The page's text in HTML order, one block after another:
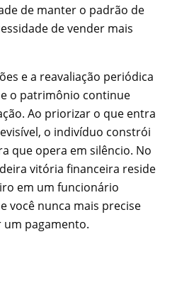
de manter o padrão de
de vender mais
e a reavaliação periódica
o patrimônio continue
Ao priorizar o que entra
o indivíduo constrói
que opera em silêncio. No
vitória financeira reside
em um funcionário
você nunca mais precise
pagamento.